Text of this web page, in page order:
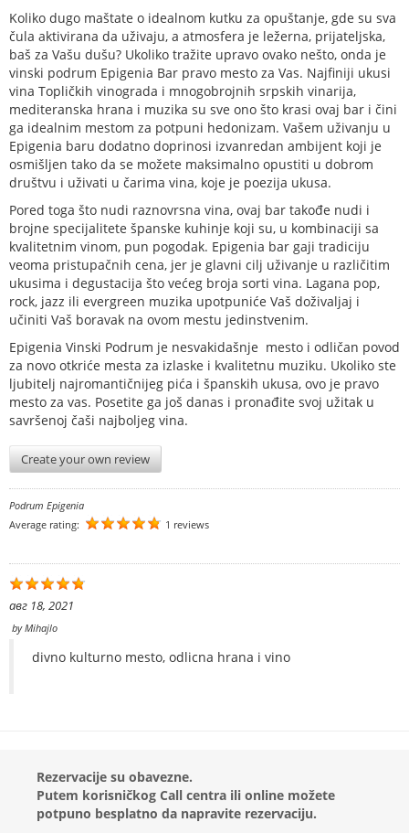
Koliko dugo maštate o idealnom kutku za opuštanje, gde su sva
čula aktivirana da uživaju, a atmosfera je ležerna, prijateljska,
baš za Vašu dušu? Ukoliko tražite upravo ovako nešto, onda je
vinski podrum Epigenia Bar pravo mesto za Vas. Najfiniji ukusi
vina Topličkih vinograda i mnogobrojnih srpskih vinarija,
mediteranska hrana i muzika su sve ono što krasi ovaj bar i čini
ga idealnim mestom za potpuni hedonizam. Vašem uživanju u
Epigenia baru dodatno doprinosi izvanredan ambijent koji je
osmišljen tako da se možete maksimalno opustiti u dobrom
društvu i uživati u čarima vina, koje je poezija ukusa.
Pored toga što nudi raznovrsna vina, ovaj bar takođe nudi i
brojne specijalitete španske kuhinje koji su, u kombinaciji sa
kvalitetnim vinom, pun pogodak. Epigenia bar gaji tradiciju
veoma pristupačnih cena, jer je glavni cilj uživanje u različitim
ukusima i degustacija što većeg broja sorti vina. Lagana pop,
rock, jazz ili evergreen muzika upotpuniće Vaš doživaljaj i
učiniti Vaš boravak na ovom mestu jedinstvenim.
Epigenia Vinski Podrum je nesvakidašnje mesto i odličan povod
za novo otkriće mesta za izlaske i kvalitetnu muziku. Ukoliko ste
ljubitelj najromantičnijeg pića i španskih ukusa, ovo je pravo
mesto za vas. Posetite ga još danas i pronađite svoj užitak u
savršenoj čaši najboljeg vina.
Create your own review
Podrum Epigenia
Average rating:
1 reviews
авг 18, 2021
byMihajlo
divno kulturno mesto, odlicna hrana i vino
Rezervacije su obavezne.
Putem korisničkog Call centra ili online možete
potpuno besplatno da napravite rezervaciju.